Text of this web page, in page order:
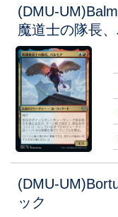
(DMU-
魔道士の隊長
(DMU-
ック